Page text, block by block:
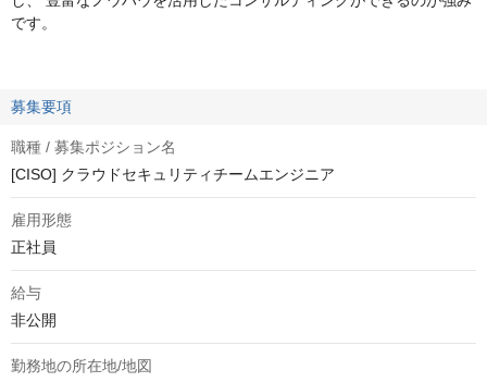
です。
募集要項
職種 / 募集ポジション名
[CISO] クラウドセキュリティチームエンジニア
雇用形態
正社員
給与
非公開
勤務地の所在地/地図